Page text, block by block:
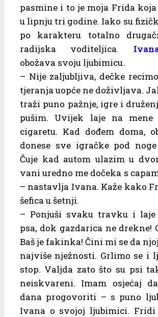
pasmine i to je moja Frida
u lipnju tri godine. Iako su
po karakteru totalno
radijska voditeljica.
obožava svoju ljubimicu.
– Nije zaljubljiva, dečke
tjeranja uopće ne doživljava.
traži puno pažnje, igre i
pušim. Uvijek laje na mene
cigaretu. Kad dođem doma,
donese sve igračke pod
Čuje kad autom ulazim u
vani uredno me dočeka s
– nastavlja Ivana. Kaže kako
šefica u šetnji.
– Ponjuši svaku travku i
psa, dok gazdarica ne drekne!
Baš je fakinka! Čini mi se da
najviše nježnosti. Grlimo se i
stop. Valjda zato što su psi
neiskvareni. Imam osjećaj
dana progovoriti – s puno
Ivana o svojoj ljubimici. Fridi